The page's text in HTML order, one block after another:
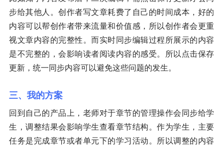
步给其他人。创作者写文章耗费了自己的时间成本，好的
内容可以帮创作者带来流量和价值感，所以创作者会更重
视文章内容的完整性。而实时同步编辑过程所展示的内容
是不完整的，会影响读者阅读内容的感受。所以点击保存
更新，统一同步内容可以避免这些问题的发生。
三、我的方案
回到自己的产品上，老师对于章节的管理操作会同步给学
生，调整结果会影响学生查看章节结构。作为学生，主要
任务是完成章节或者单元下的学习活动。所以调整的内容